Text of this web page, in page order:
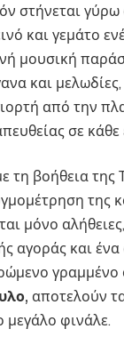
στήνεται
και γεμάτο
μουσική
και
από την
σε κάθε
τη βοήθεια της
της
μόνο
αγοράς και
αποτελούν
μεγάλο φινάλε.